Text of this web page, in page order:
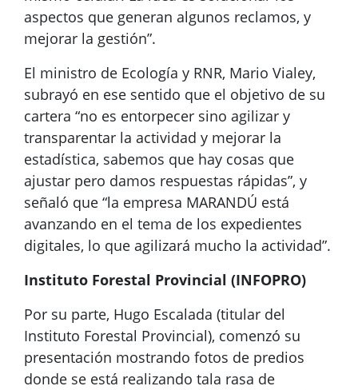
aspectos que generan algunos reclamos, y
mejorar la gestión”.
El ministro de Ecología y RNR, Mario Vialey,
subrayó en ese sentido que el objetivo de su
cartera “no es entorpecer sino agilizar y
transparentar la actividad y mejorar la
estadística, sabemos que hay cosas que
ajustar pero damos respuestas rápidas”, y
señaló que “la empresa MARANDÚ está
avanzando en el tema de los expedientes
digitales, lo que agilizará mucho la actividad”.
Instituto Forestal Provincial (INFOPRO)
Por su parte, Hugo Escalada (titular del
Instituto Forestal Provincial), comenzó su
presentación mostrando fotos de predios
donde se está realizando tala rasa de